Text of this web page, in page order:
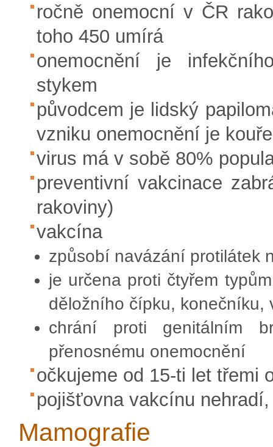
ročně onemocní v ČR
toho 450 umírá
onemocnění je
stykem
původcem je lidský
vzniku onemocnění je
virus má v sobě 80%
preventivní vakcinace
rakoviny)
vakcína
způsobí navázání protilátek
je určena proti čtyřem
děložního čípku, konečníku,
chrání proti genitálním
přenosnému onemocnění
očkujeme od 15-ti let třemi
pojišťovna vakcínu
Mamografie